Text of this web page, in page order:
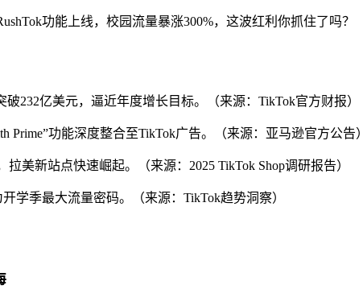
功能上线，校园流量暴涨300%，这波红利你抓住了吗？
破232亿美元，逼近年度增长目标。（来源：TikTok官方财报）
Prime”功能深度整合至TikTok广告。（来源：亚马逊官方公告）
美新站点快速崛起。（来源：2025 TikTok Shop调研报告）
学季最大流量密码。（来源：TikTok趋势洞察）